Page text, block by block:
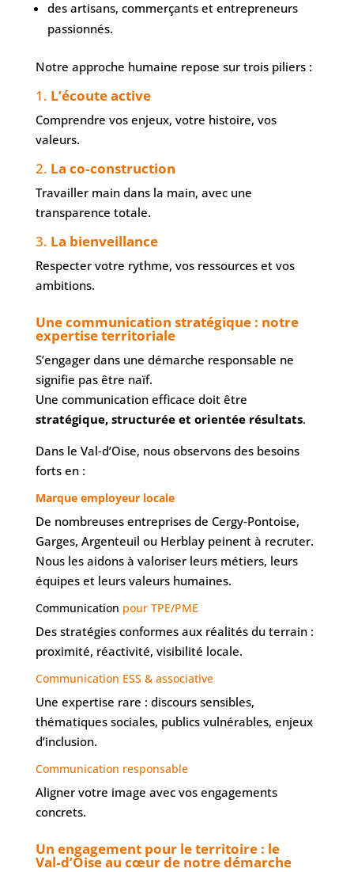
des artisans, commerçants et entrepreneurs
passionnés.
Notre approche humaine repose sur trois piliers :
1. L’écoute active
Comprendre vos enjeux, votre histoire, vos
valeurs.
2. La co‑construction
Travailler main dans la main, avec une
transparence totale.
3. La bienveillance
Respecter votre rythme, vos ressources et vos
ambitions.
Une communication stratégique : notre
expertise territoriale
S’engager dans une démarche responsable ne
signifie pas être naïf.
Une communication efficace doit être
stratégique, structurée et orientée résultats.
Dans le Val‑d’Oise, nous observons des besoins
forts en :
Marque employeur locale
De nombreuses entreprises de Cergy‑Pontoise,
Garges, Argenteuil ou Herblay peinent à recruter.
Nous les aidons à valoriser leurs métiers, leurs
équipes et leurs valeurs humaines.
Communication pour TPE/PME
Des stratégies conformes aux réalités du terrain :
proximité, réactivité, visibilité locale.
Communication ESS & associative
Une expertise rare : discours sensibles,
thématiques sociales, publics vulnérables, enjeux
d’inclusion.
Communication responsable
Aligner votre image avec vos engagements
concrets.
Un engagement pour le territoire : le
Val‑d’Oise au cœur de notre démarche